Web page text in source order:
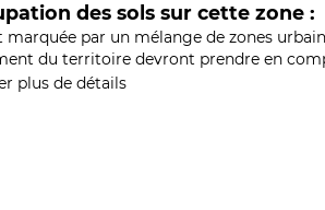
des sols sur cette zone :
par un mélange de zones
du territoire devront prendre en
plus de détails